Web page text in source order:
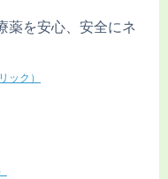
薬を安心、安全にネ
ック）